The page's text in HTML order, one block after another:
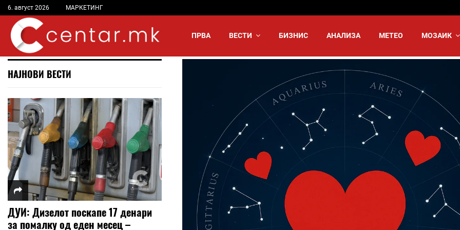
6. август 2026 МАРКЕТИНГ
ПРВА ВЕСТИ БИЗНИС АНАЛИЗА МЕТЕО МОЗАИК
НАЈНОВИ ВЕСТИ
ДУИ: Дизелот поскапе 17 денари
за помалку од еден месец –